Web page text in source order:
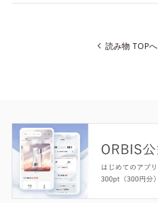
読み物 TOPへ